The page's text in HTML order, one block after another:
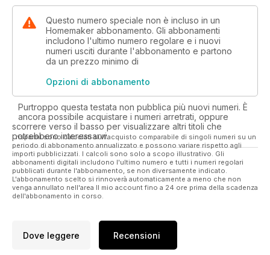
Questo numero speciale non è incluso in un
Homemaker abbonamento. Gli abbonamenti
includono l'ultimo numero regolare e i nuovi
numeri usciti durante l'abbonamento e partono
da un prezzo minimo di
Opzioni di abbonamento
Purtroppo questa testata non pubblica più nuovi numeri. È
ancora possibile acquistare i numeri arretrati, oppure
scorrere verso il basso per visualizzare altri titoli che
potrebbero interessarvi.
I risparmi sono calcolati sull'acquisto comparabile di singoli numeri su un
periodo di abbonamento annualizzato e possono variare rispetto agli
importi pubblicizzati. I calcoli sono solo a scopo illustrativo. Gli
abbonamenti digitali includono l'ultimo numero e tutti i numeri regolari
pubblicati durante l'abbonamento, se non diversamente indicato.
L'abbonamento scelto si rinnoverà automaticamente a meno che non
venga annullato nell'area Il mio account fino a 24 ore prima della scadenza
dell'abbonamento in corso.
Dove leggere Recensioni